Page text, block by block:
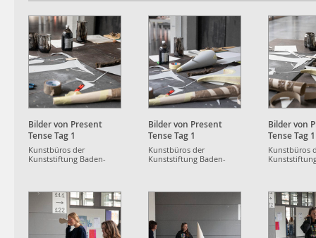
Bilder von Present
Tense Tag 1
Kunstbüros der
Kunststiftung Baden-
Bilder von Present
Tense Tag 1
Kunstbüros der
Kunststiftung Baden-
Bilder von
Tense Tag 1
Kunstbüros